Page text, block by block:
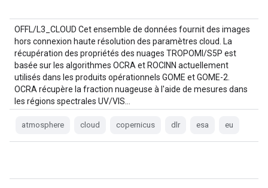
OFFL/L3_CLOUD Cet ensemble de données fournit des images
hors connexion haute résolution des paramètres cloud. La
récupération des propriétés des nuages TROPOMI/S5P est
basée sur les algorithmes OCRA et ROCINN actuellement
utilisés dans les produits opérationnels GOME et GOME-2.
OCRA récupère la fraction nuageuse à l'aide de mesures dans
les régions spectrales UV/VIS…
atmosphere cloud copernicus dlr esa eu